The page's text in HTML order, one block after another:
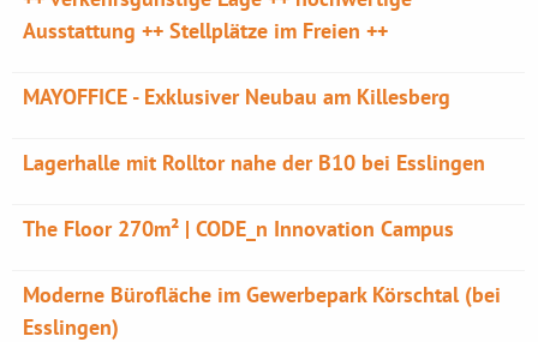
Ausstattung ++ Stellplätze im Freien ++
MAYOFFICE - Exklusiver Neubau am Killesberg
Lagerhalle mit Rolltor nahe der B10 bei Esslingen
The Floor 270m² | CODE_n Innovation Campus
Moderne Bürofläche im Gewerbepark Körschtal (bei
Esslingen)